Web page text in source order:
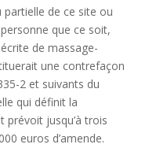
de ce site ou
que ce soit,
de massage-
une contrefaçon
2 et suivants du
qui définit la
jusqu’à trois
euros d’amende.